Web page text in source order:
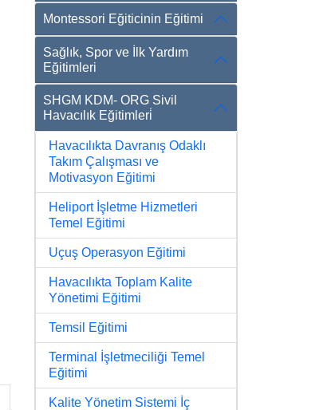
Montessori Eğiticinin Eğitimi
Sağlık, Spor ve İlk Yardım
Eğitimleri
SHGM KDM- ORG Sivil
Havacılık Eğitimleri̇
Havacılıkta Davranış Odaklı
Takım Çalışması ve
Motivasyon Eğitimi
Heliport İşletme Hizmetleri
Temel Eğitimi
Uçuş Operasyon Eğitimi
Havacılıkta Toplam Kalite
Yönetimi Eğitimi
Temsil Eğitimi
Terminal İşletmeciliği Temel
Eğitimi
Kalite Yönetim Sistemi İç